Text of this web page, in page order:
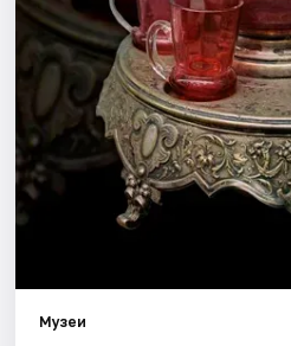
Артисты
Рейтинги
Музеи